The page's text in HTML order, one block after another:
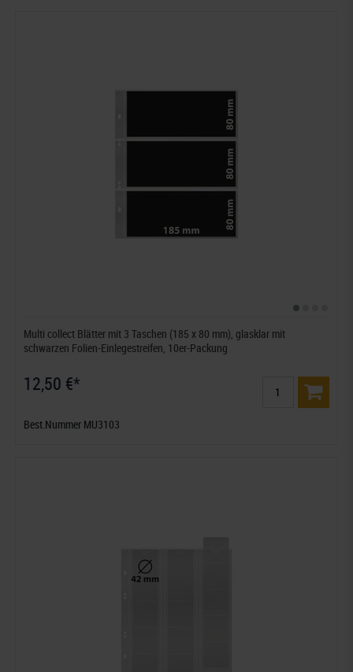
Multi collect Blätter mit 3 Taschen (185 x 80 mm), glasklar mit
schwarzen Folien-Einlegestreifen, 10er-Packung
12,50 €*
Best.Nummer MU3103